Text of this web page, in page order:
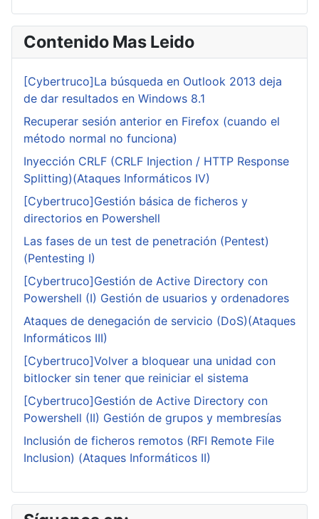
Contenido Mas Leido
[Cybertruco]La búsqueda en Outlook 2013 deja
de dar resultados en Windows 8.1
Recuperar sesión anterior en Firefox (cuando el
método normal no funciona)
Inyección CRLF (CRLF Injection / HTTP Response
Splitting)(Ataques Informáticos IV)
[Cybertruco]Gestión básica de ficheros y
directorios en Powershell
Las fases de un test de penetración (Pentest)
(Pentesting I)
[Cybertruco]Gestión de Active Directory con
Powershell (I) Gestión de usuarios y ordenadores
Ataques de denegación de servicio (DoS)(Ataques
Informáticos III)
[Cybertruco]Volver a bloquear una unidad con
bitlocker sin tener que reiniciar el sistema
[Cybertruco]Gestión de Active Directory con
Powershell (II) Gestión de grupos y membresías
Inclusión de ficheros remotos (RFI Remote File
Inclusion) (Ataques Informáticos II)